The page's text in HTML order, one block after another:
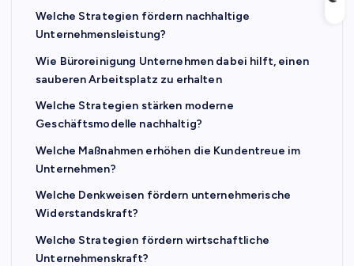
Welche Strategien fördern nachhaltige
Unternehmensleistung?
Wie Büroreinigung Unternehmen dabei hilft, einen
sauberen Arbeitsplatz zu erhalten
Welche Strategien stärken moderne
Geschäftsmodelle nachhaltig?
Welche Maßnahmen erhöhen die Kundentreue im
Unternehmen?
Welche Denkweisen fördern unternehmerische
Widerstandskraft?
Welche Strategien fördern wirtschaftliche
Unternehmenskraft?